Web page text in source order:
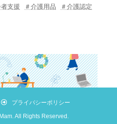
支援 ＃介護用品
＃介護認定
プライバシーポリシー
All Rights Reserved.